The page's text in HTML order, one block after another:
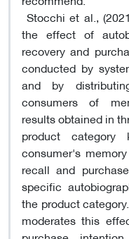
Stocchi et al.,
the effect of
recovery and
conducted by
and by
consumers of
results obtained in
product category
consumer's
recall and
specific
the product
moderates this